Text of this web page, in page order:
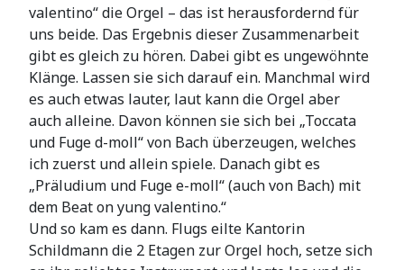
valentino“ die Orgel – das ist herausfordernd für
uns beide. Das Ergebnis dieser Zusammenarbeit
gibt es gleich zu hören. Dabei gibt es ungewöhnte
Klänge. Lassen sie sich darauf ein. Manchmal wird
es auch etwas lauter, laut kann die Orgel aber
auch alleine. Davon können sie sich bei „Toccata
und Fuge d-moll“ von Bach überzeugen, welches
ich zuerst und allein spiele. Danach gibt es
„Präludium und Fuge e-moll“ (auch von Bach) mit
dem Beat on yung valentino.“
Und so kam es dann. Flugs eilte Kantorin
Schildmann die 2 Etagen zur Orgel hoch, setze sich